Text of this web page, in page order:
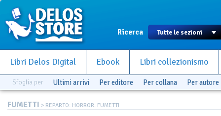
Ricerca
Libri Delos Digital Ebook Libri collezionismo
Sfoglia per Ultimi arrivi Per editore Per collana Per autore
FUMETTI > REPARTO: HORROR. FUMETTI